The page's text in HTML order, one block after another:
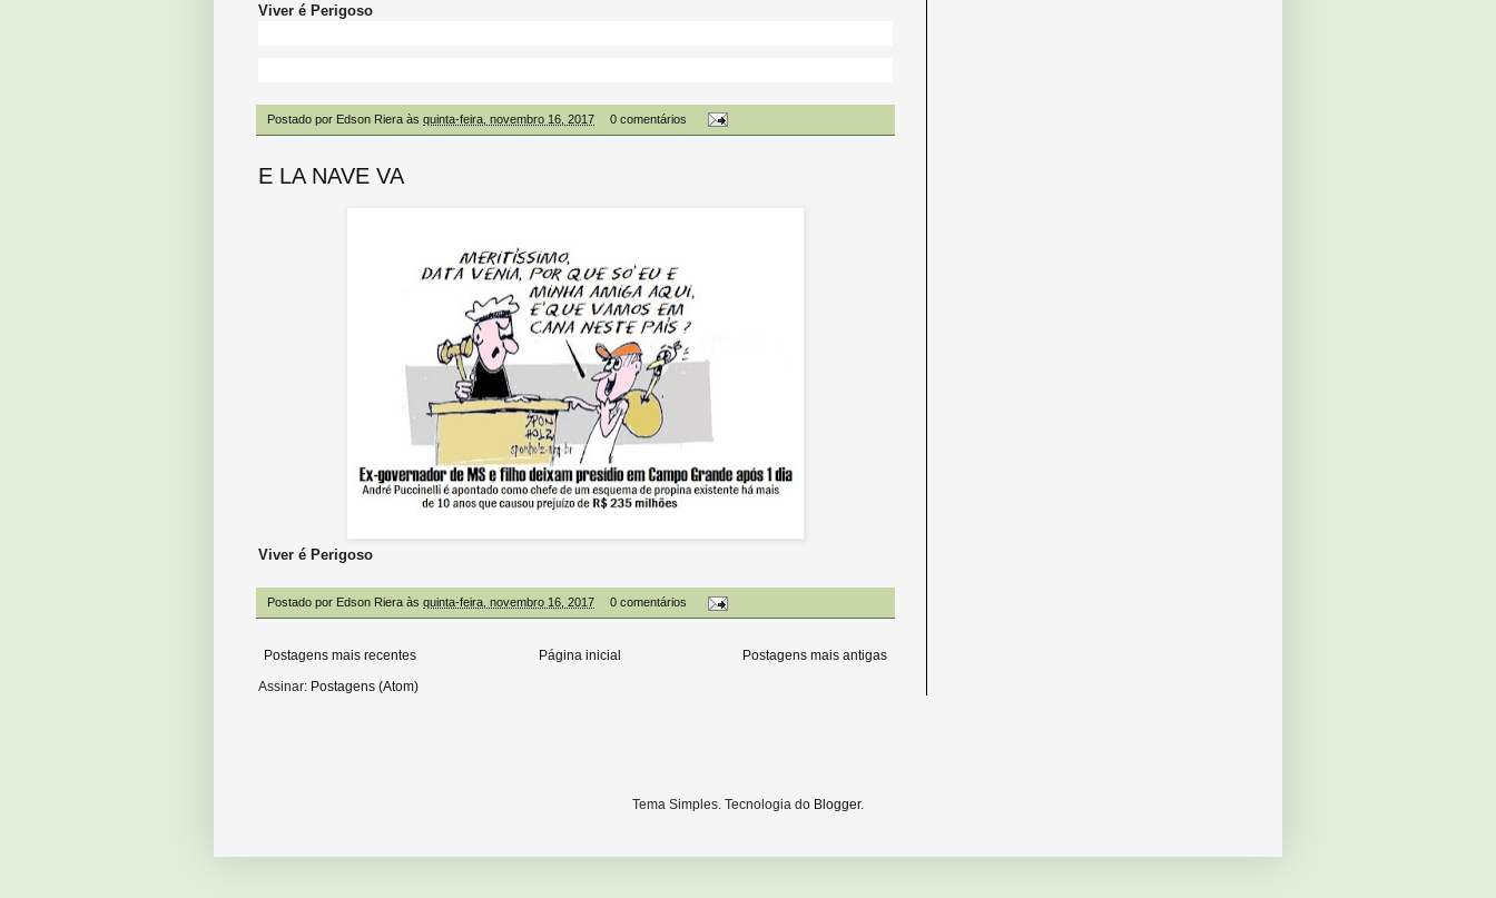
Viver é Perigoso
Postado por Edson Riera às quinta-feira, novembro 16, 2017 0 comentários
E LA NAVE VA
Viver é Perigoso
Postado por Edson Riera às quinta-feira, novembro 16, 2017 0 comentários
Postagens mais recentes Postagens mais antigas
Página inicial
Assinar: Postagens (Atom)
Tema Simples. Tecnologia do Blogger.